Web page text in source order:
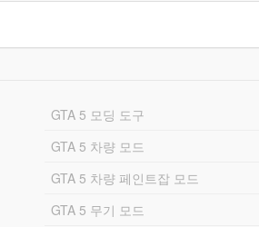
GTA 5 모딩 도구
GTA 5 차량 모드
GTA 5 차량 페인트잡 모드
GTA 5 무기 모드